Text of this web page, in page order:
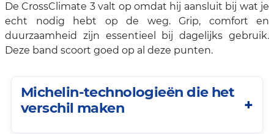
De CrossClimate 3 valt op omdat hij aansluit bij wat je
echt nodig hebt op de weg. Grip, comfort en
duurzaamheid zijn essentieel bij dagelijks gebruik.
Deze band scoort goed op al deze punten.
Michelin-technologieën die het
verschil maken